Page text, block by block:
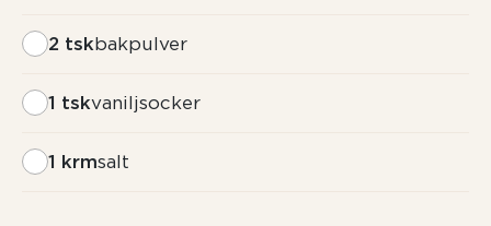
2 tskbakpulver
1 tskvaniljsocker
1 krmsalt